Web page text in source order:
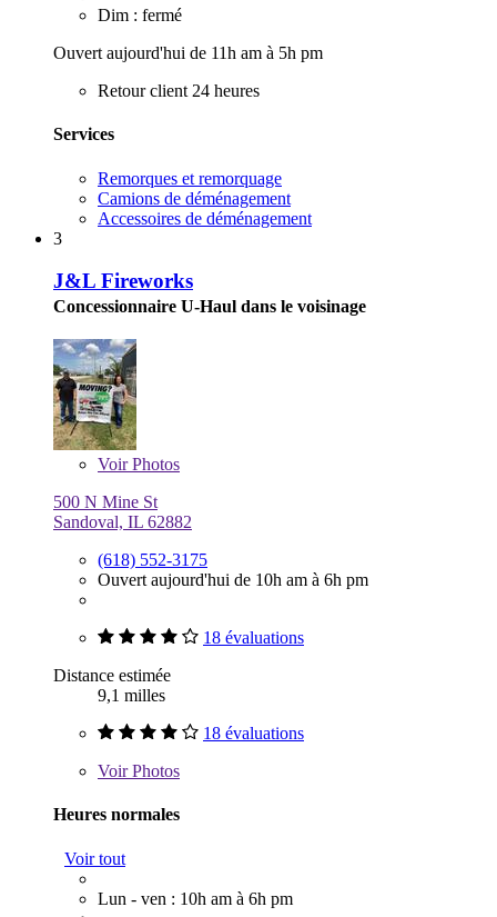
Dim : fermé
Ouvert aujourd'hui de 11h am à 5h pm
Retour client 24 heures
Services
Remorques et remorquage
Camions de déménagement
Accessoires de déménagement
3
J&L Fireworks
Concessionnaire U-Haul dans le voisinage
VoirPhotos
500 N Mine St
Sandoval, IL 62882
(618) 552-3175
Ouvert aujourd'hui de 10h am à 6h pm
18 évaluations
Distance estimée
9,1 milles
18 évaluations
VoirPhotos
Heures normales
Voir tout
Lun - ven : 10h am à 6h pm